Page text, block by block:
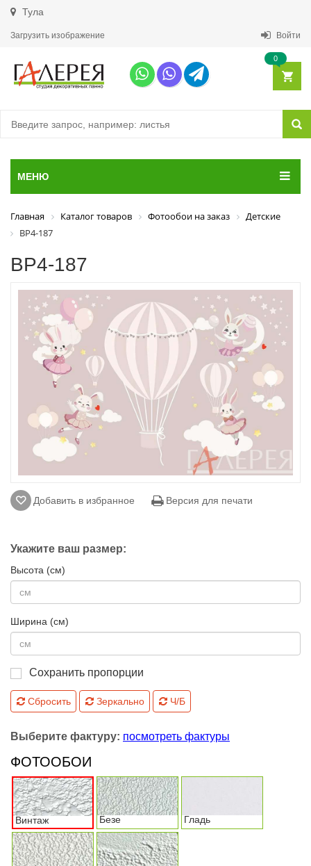
Тула
Загрузить изображение Войти
0
МЕНЮ
Главная Каталог товаров Фотообои на заказ
Детские
ВР4-187
ВР4-187
Добавить в избранное Версия для печати
Укажите ваш размер:
Высота (см)
Ширина (см)
Сохранить пропорции
Сбросить Зеркально Ч/Б
Выберите фактуру: посмотреть фактуры
ФОТООБОИ
Винтаж Безе Гладь